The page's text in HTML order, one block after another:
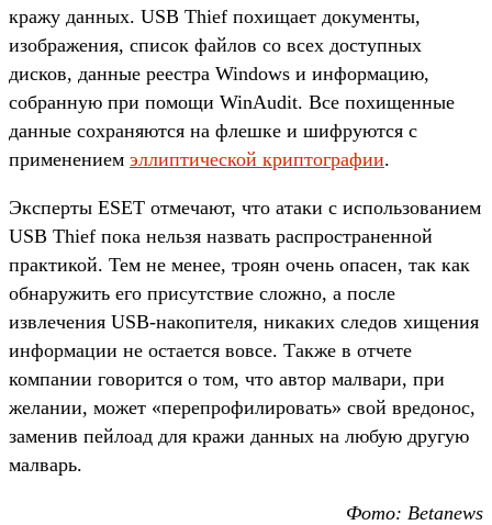
кражу данных. USB Thief похищает документы,
изображения, список файлов со всех доступных
дисков, данные реестра Windows и информацию,
собранную при помощи WinAudit. Все похищенные
данные сохраняются на флешке и шифруются с
применением эллиптической криптографии.
Эксперты ESET отмечают, что атаки с использованием
USB Thief пока нельзя назвать распространенной
практикой. Тем не менее, троян очень опасен, так как
обнаружить его присутствие сложно, а после
извлечения USB-накопителя, никаких следов хищения
информации не остается вовсе. Также в отчете
компании говорится о том, что автор малвари, при
желании, может «перепрофилировать» свой вредонос,
заменив пейлоад для кражи данных на любую другую
малварь.
Фото: Betanews